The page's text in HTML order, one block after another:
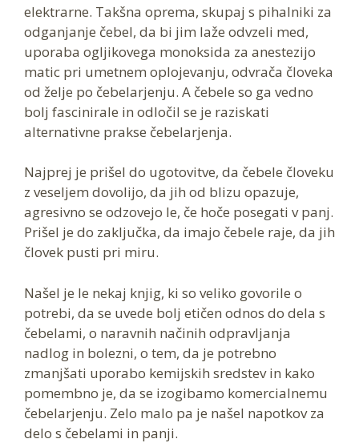
elektrarne. Takšna oprema, skupaj s pihalniki za
odganjanje čebel, da bi jim laže odvzeli med,
uporaba ogljikovega monoksida za anestezijo
matic pri umetnem oplojevanju, odvrača človeka
od želje po čebelarjenju. A čebele so ga vedno
bolj fascinirale in odločil se je raziskati
alternativne prakse čebelarjenja.
Najprej je prišel do ugotovitve, da čebele človeku
z veseljem dovolijo, da jih od blizu opazuje,
agresivno se odzovejo le, če hoče posegati v panj.
Prišel je do zaključka, da imajo čebele raje, da jih
človek pusti pri miru.
Našel je le nekaj knjig, ki so veliko govorile o
potrebi, da se uvede bolj etičen odnos do dela s
čebelami, o naravnih načinih odpravljanja
nadlog in bolezni, o tem, da je potrebno
zmanjšati uporabo kemijskih sredstev in kako
pomembno je, da se izogibamo komercialnemu
čebelarjenju. Zelo malo pa je našel napotkov za
delo s čebelami in panji.